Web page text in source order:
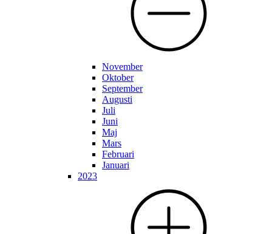
November
Oktober
September
Augusti
Juli
Juni
Maj
Mars
Februari
Januari
2023